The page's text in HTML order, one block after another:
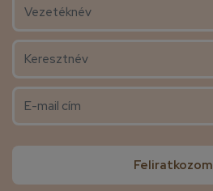
Feliratkozom